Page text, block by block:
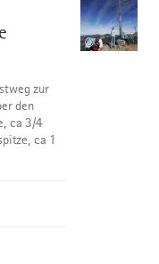
©
zur
den
ca 3/4
ca 1